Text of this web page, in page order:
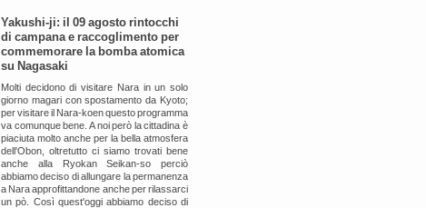
Yakushi-ji: il 09 agosto rintocchi
di campana e raccoglimento per
commemorare la bomba atomica
su Nagasaki
Molti decidono di visitare Nara in un solo
giorno magari con spostamento da Kyoto;
per visitare il Nara-koen questo programma
va comunque bene. A noi però la cittadina è
piaciuta molto anche per la bella atmosfera
dell'Obon, oltretutto ci siamo trovati bene
anche alla Ryokan Seikan-so perciò
abbiamo deciso di allungare la permanenza
a Nara approfittandone anche per rilassarci
un pò. Così quest'oggi abbiamo deciso di